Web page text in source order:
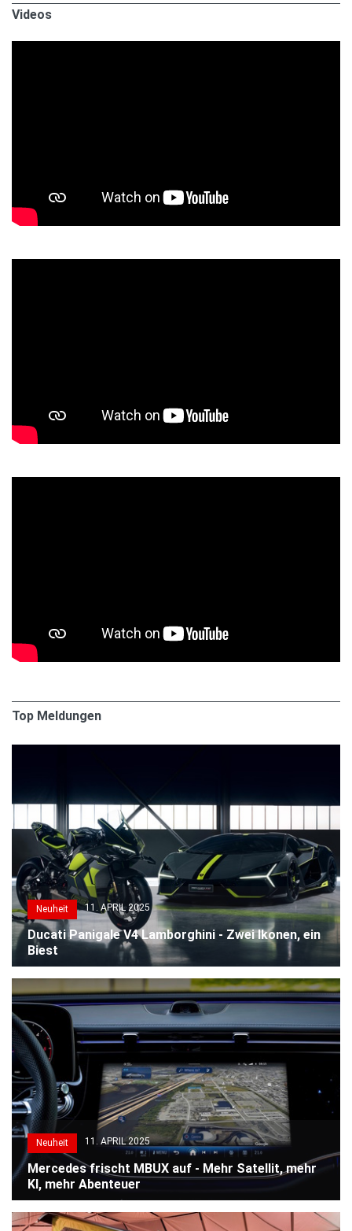
Videos
Top Meldungen
Neuheit 11. APRIL 2025
Ducati Panigale V4 Lamborghini - Zwei Ikonen, ein
Biest
Neuheit 11. APRIL 2025
Mercedes frischt MBUX auf - Mehr Satellit, mehr
KI, mehr Abenteuer